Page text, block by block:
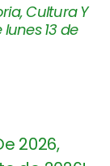
Cultura Y
13 de